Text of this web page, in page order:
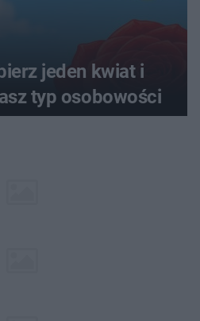
jeden kwiat i
typ osobowości